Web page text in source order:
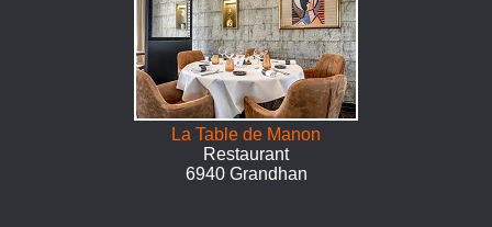
La Table de Manon
Restaurant
6940 Grandhan